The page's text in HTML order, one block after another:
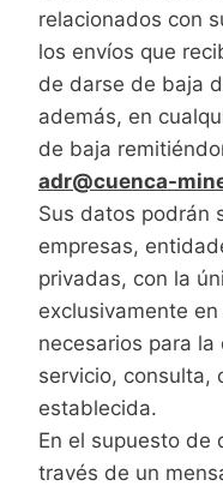
relacionados con
los envíos que
de darse de baja
además, en
de baja
adr@cuenca-
Sus datos podrán
empresas,
privadas, con la
exclusivamente
necesarios para
servicio, consulta,
establecida.
En el supuesto de
través de un